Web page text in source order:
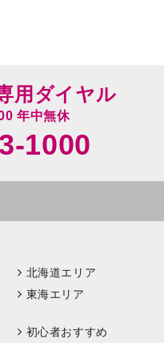
用ダイヤル
年中無休
1000
北海道エリア
東海エリア
初心者おすすめ